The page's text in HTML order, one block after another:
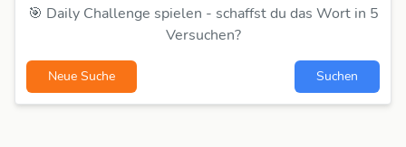
🎯 Daily Challenge spielen - schaffst du das Wort in 5
Versuchen?
Neue Suche Suchen